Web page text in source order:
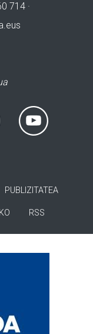
714 ·
PUBLIZITATEA
RSS